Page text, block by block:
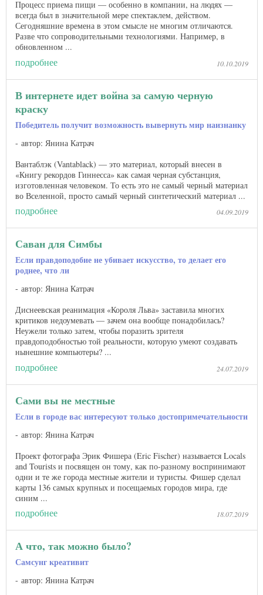
Процесс приема пищи — особенно в компании, на людях —
всегда был в значительной мере спектаклем, действом.
Сегодняшние времена в этом смысле не многим отличаются.
Разве что сопроводительными технологиями. Например, в
обновленном ...
подробнее 10.10.2019
В интернете идет война за самую черную
краску
Победитель получит возможность вывернуть мир наизнанку
автор: Янина Катрач
Вантаблэк (Vantablack) — это материал, который внесен в
«Книгу рекордов Гиннесса» как самая черная субстанция,
изготовленная человеком. То есть это не самый черный материал
во Вселенной, просто самый черный синтетический материал ...
подробнее 04.09.2019
Саван для Симбы
Если правдоподобие не убивает искусство, то делает его
роднее, что ли
автор: Янина Катрач
Диснеевская реанимация «Короля Льва» заставила многих
критиков недоумевать — зачем она вообще понадобилась?
Неужели только затем, чтобы поразить зрителя
правдоподобностью той реальности, которую умеют создавать
нынешние компьютеры? ...
подробнее 24.07.2019
Сами вы не местные
Если в городе вас интересуют только достопримечательности
автор: Янина Катрач
Проект фотографа Эрик Фишера (Eric Fischer) называется Locals
and Tourists и посвящен он тому, как по-разному воспринимают
одни и те же города местные жители и туристы. Фишер сделал
карты 136 самых крупных и посещаемых городов мира, где
синим ...
подробнее 18.07.2019
А что, так можно было?
Самсунг креативит
автор: Янина Катрач